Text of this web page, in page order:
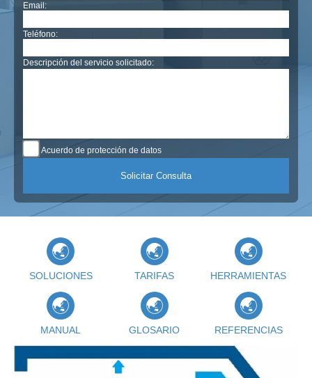
Email:
Teléfono:
Descripción del servicio solicitado:
Acuerdo de protección de datos
SOLUCIONES TARIFAS HERRAMIENTAS
MANUAL GLOSARIO REFERENCIAS